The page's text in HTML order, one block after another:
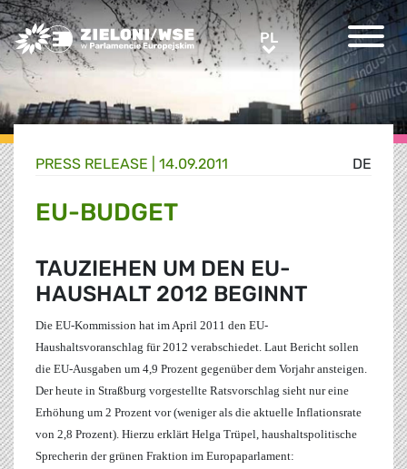
Greens/EFA Home PLPL
DE
PRESS RELEASE | 14.09.2011
EU-BUDGET
TAUZIEHEN UM DEN EU-
HAUSHALT 2012 BEGINNT
Die EU-Kommission hat im April 2011 den EU-
Haushaltsvoranschlag für 2012 verabschiedet. Laut Bericht sollen
die EU-Ausgaben um 4,9 Prozent gegenüber dem Vorjahr ansteigen.
Der heute in Straßburg vorgestellte Ratsvorschlag sieht nur eine
Erhöhung um 2 Prozent vor (weniger als die aktuelle Inflationsrate
von 2,8 Prozent). Hierzu erklärt Helga Trüpel, haushaltspolitische
Sprecherin der grünen Fraktion im Europaparlament: